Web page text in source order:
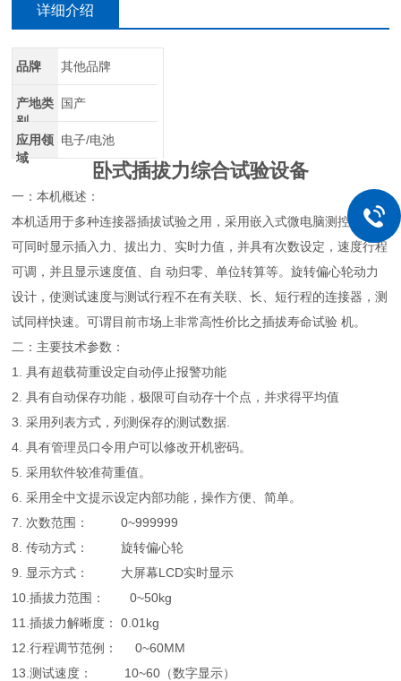
详细介绍
品牌 其他品牌
产地类
别
国产
应用领
域
电子/电池
卧式插拔力综合试验设备
一：本机概述：
本机适用于多种连接器插拔试验之用，采用嵌入式微电脑测控技术，
可同时显示插入力、拔出力、实时力值，并具有次数设定，速度行程
可调，并且显示速度值、自 动归零、单位转算等。旋转偏心轮动力
设计，使测试速度与测试行程不在有关联、长、短行程的连接器，测
试同样快速。可谓目前市场上非常高性价比之插拔寿命试验 机。
二：主要技术参数：
1. 具有超载荷重设定自动停止报警功能
2. 具有自动保存功能，极限可自动存十个点，并求得平均值
3. 采用列表方式，列测保存的测试数据.
4. 具有管理员口令用户可以修改开机密码。
5. 采用软件较准荷重值。
6. 采用全中文提示设定内部功能，操作方便、简单。
7. 次数范围： 0~999999
8. 传动方式： 旋转偏心轮
9. 显示方式： 大屏幕LCD实时显示
10.插拔力范围： 0~50kg
11.插拔力解晰度： 0.01kg
12.行程调节范例： 0~60MM
13.测试速度： 10~60（数字显示）